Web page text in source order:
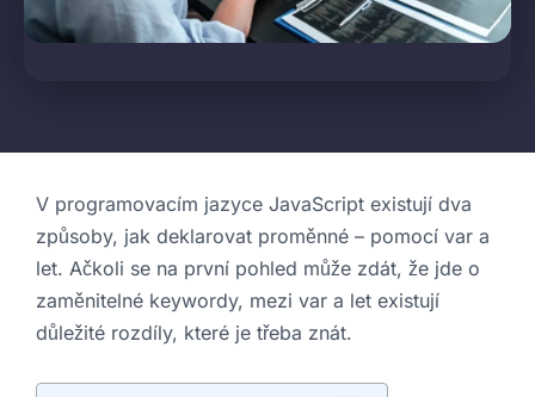
V programovacím jazyce JavaScript existují dva
způsoby, jak deklarovat proměnné – pomocí var a
let. Ačkoli se na první pohled může zdát, že jde o
zaměnitelné keywordy, mezi var a let existují
důležité rozdíly, které je třeba znát.